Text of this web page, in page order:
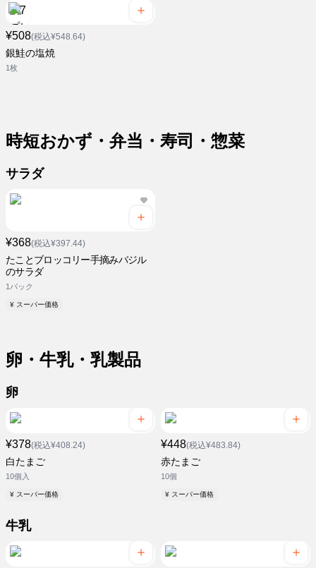
¥508(税込¥548.64)
銀鮭の塩焼
1枚
時短おかず・弁当・寿司・惣菜
サラダ
¥368(税込¥397.44)
たことブロッコリー手摘みバジル
のサラダ
1パック
¥ スーパー価格
卵・牛乳・乳製品
卵
¥378(税込¥408.24)
白たまご
10個入
¥ スーパー価格
¥448(税込¥483.84)
赤たまご
10個
¥ スーパー価格
牛乳